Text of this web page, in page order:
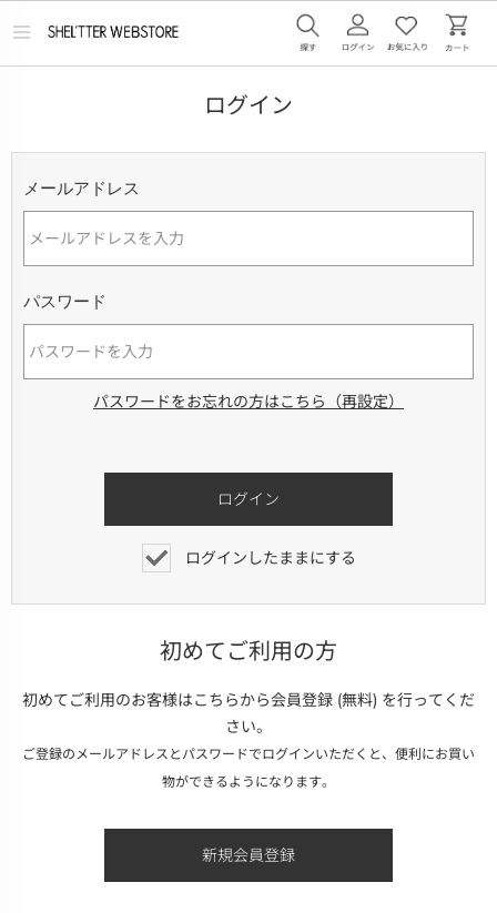
メ
ログイン
メールアドレス
パスワード
パスワードをお忘れの方はこちら（再設定）
ログインしたままにする
初めてご利用の方
初めてご利用のお客様はこちらから会員登録 (無料) を行ってくだ
さい。
ご登録のメールアドレスとパスワードでログインいただくと、便利にお買い
物ができるようになります。